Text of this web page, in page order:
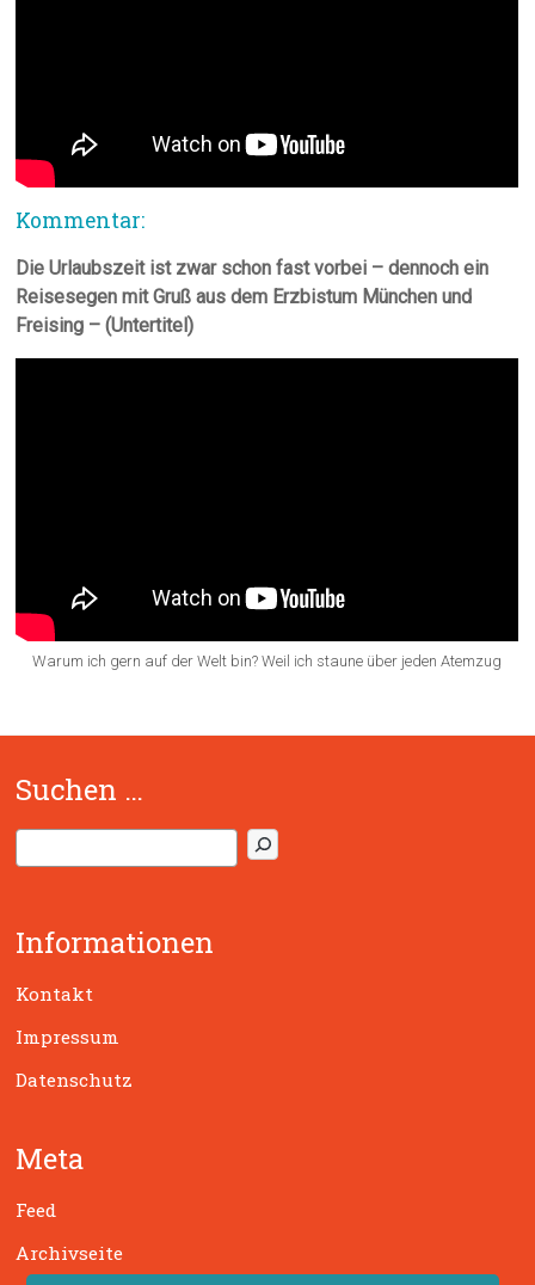
Kommentar:
Die Urlaubszeit ist zwar schon fast vorbei – dennoch ein
Reisesegen mit Gruß aus dem Erzbistum München und
Freising – (Untertitel)
Warum ich gern auf der Welt bin? Weil ich staune über jeden Atemzug
Suchen …
u
e
n
Informationen
Kontakt
Impressum
Datenschutz
Meta
Feed
Archivseite